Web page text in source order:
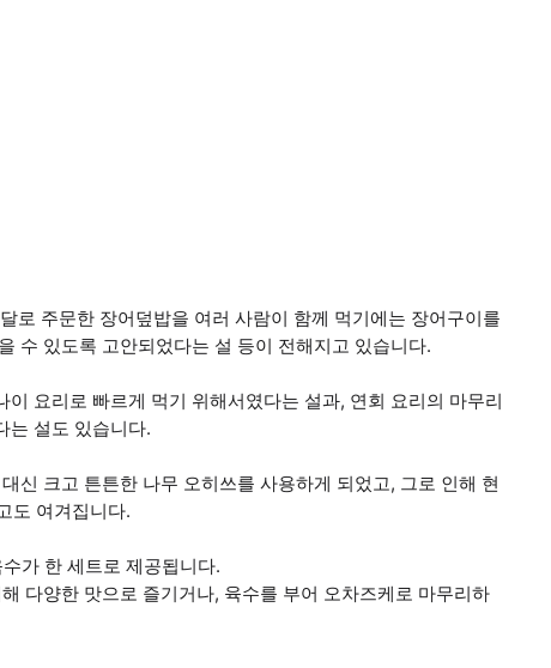
로 주문한 장어덮밥을 여러 사람이 함께 먹기에는 장어구이를
수 있도록 고안되었다는 설 등이 전해지고 있습니다.
요리로 빠르게 먹기 위해서였다는 설과, 연회 요리의 마무리
는 설도 있습니다.
신 크고 튼튼한 나무 오히쓰를 사용하게 되었고, 그로 인해 현
도 여겨집니다.
가 한 세트로 제공됩니다.
다양한 맛으로 즐기거나, 육수를 부어 오차즈케로 마무리하